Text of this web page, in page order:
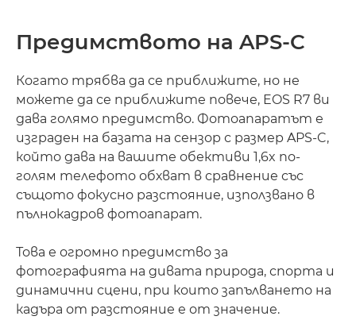
Предимството на APS-C
Когато трябва да се приближите, но не
можете да се приближите повече, EOS R7 ви
дава голямо предимство. Фотоапаратът е
изграден на базата на сензор с размер APS-C,
който дава на вашите обективи 1,6x по-
голям телефото обхват в сравнение със
същото фокусно разстояние, използвано в
пълнокадров фотоапарат.
Това е огромно предимство за
фотографията на дивата природа, спорта и
динамични сцени, при които запълването на
кадъра от разстояние е от значение.